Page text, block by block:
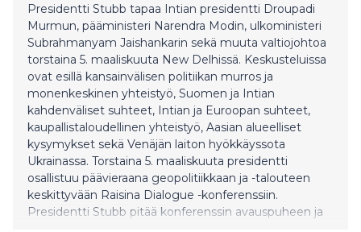
Presidentti Stubb tapaa Intian presidentti Droupadi
Murmun, pääministeri Narendra Modin, ulkoministeri
Subrahmanyam Jaishankarin sekä muuta valtiojohtoa
torstaina 5. maaliskuuta New Delhissä. Keskusteluissa
ovat esillä kansainvälisen politiikan murros ja
monenkeskinen yhteistyö, Suomen ja Intian
kahdenväliset suhteet, Intian ja Euroopan suhteet,
kaupallistaloudellinen yhteistyö, Aasian alueelliset
kysymykset sekä Venäjän laiton hyökkäyssota
Ukrainassa. Torstaina 5. maaliskuuta presidentti
osallistuu päävieraana geopolitiikkaan ja -talouteen
keskittyvään Raisina Dialogue -konferenssiin.
Presidentti Stubb pitää konferenssin avauspuheen ja